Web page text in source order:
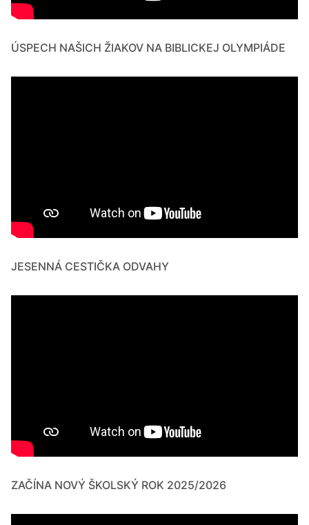
ÚSPECH NAŠICH ŽIAKOV NA BIBLICKEJ OLYMPIÁDE
JESENNÁ CESTIČKA ODVAHY
ZAČÍNA NOVÝ ŠKOLSKÝ ROK 2025/2026